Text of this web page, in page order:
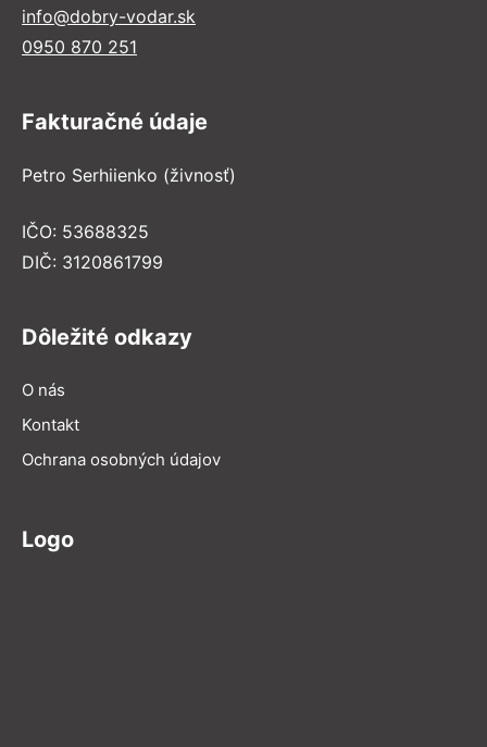
info@dobry-vodar.sk
0950 870 251
Fakturačné údaje
Petro Serhiienko (živnosť)
IČO: 53688325
DIČ: 3120861799
Dôležité odkazy
O nás
Kontakt
Ochrana osobných údajov
Logo